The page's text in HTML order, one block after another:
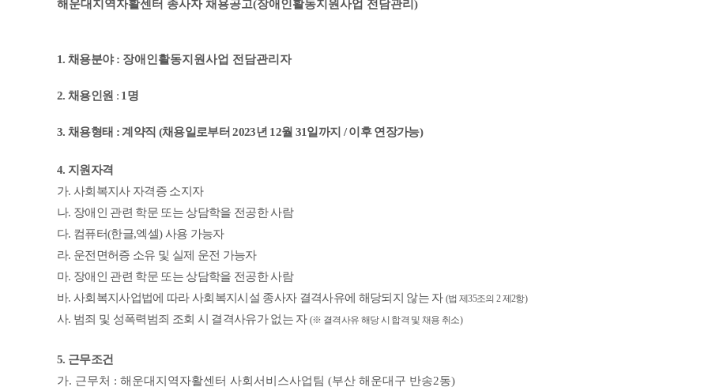
해운대지역자활센터 종사자 채용공고(장애인활동지원사업 전담관리)
1. 채용분야: 장애인활동지원사업 전담관리자
2. 채용인원 : 1 명
3. 채용형태 :계약직 (채용일로부터2023년 12월 31일까지 /이후 연장가능)
4. 지원자격
가.사회복지사 자격증 소지자
나. 장애인 관련 학문 또는 상담학을 전공한 사람
다. 컴퓨터(한글,엑셀)사용 가능자
라. 운전면허증 소유 및 실제 운전 가능자
마. 장애인 관련 학문 또는 상담학을 전공한 사람
바.사회복지사업법에 따라 사회복지시설 종사자 결격사유에 해당되지 않는 자(법 제35조의2제2항)
사. 범죄 및 성폭력범죄 조회 시 결격사유가 없는 자(※ 결격사유 해당 시 합격 및 채용 취소)
5. 근무조건
가. 근무처 : 해운대지역자활센터 사회서비스사업팀 (부산 해운대구 반송2동)